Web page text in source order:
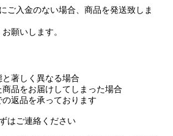
ご入金のない場合、商品を発送致しま
願いします。
と著しく異なる場合
商品をお届けしてしまった場合
返品を承っております
はご連絡ください